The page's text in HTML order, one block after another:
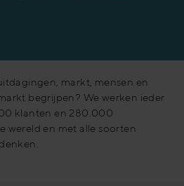
markt, mensen en
begrijpen? We werken ieder
klanten en 280.000
wereld en met alle soorten